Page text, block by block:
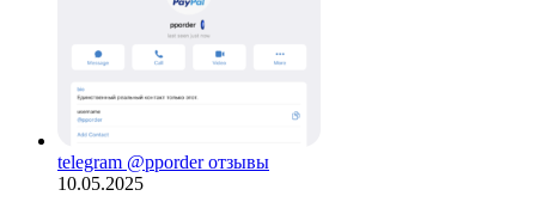
telegram @pporder отзывы
10.05.2025